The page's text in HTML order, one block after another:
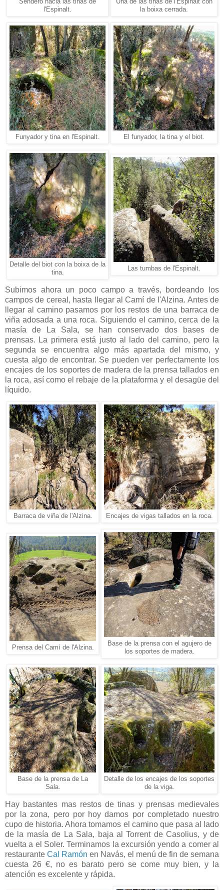
l'Espinalt.
la boixa cerrada.
Funyador y tina en l'Espinalt. El funyador, la tina y el biot.
Detalle del biot con la boixa de la
tina.
Las tumbas de l'Espinalt.
Subimos ahora un poco campo a través, bordeando los
campos de cereal, hasta llegar al Camí de l'Alzina. Antes de
llegar al camino pasamos por los restos de una barraca de
viña adosada a una roca. Siguiendo el camino, cerca de la
masía de La Sala, se han conservado dos bases de
prensas. La primera está justo al lado del camino, pero la
segunda se encuentra algo más apartada del mismo, y
cuesta algo de encontrar. Se pueden ver perfectamente los
encajes de los soportes de madera de la prensa tallados en
la roca, así como el rebaje de la plataforma y el desagüe del
líquido.
Barraca de viña de l'Alzina. Encajes de vigas tallados en la roca.
Prensa del Camí de l'Alzina.
Base de la prensa con el agujero de
los soportes de madera.
Base de la prensa de La
Sala.
Detalle de los encajes de los soportes
de la viga.
Hay bastantes mas restos de tinas y prensas medievales
por la zona, pero por hoy damos por completado nuestro
cupo de historia. Ahora tomamos el camino que pasa al lado
de la masía de La Sala, baja al Torrent de Casolius, y de
vuelta a el Soler. Terminamos la excursión yendo a comer al
restaurante Cal Ramón en Navás, el menú de fin de semana
cuesta 26 €, no es barato pero se come muy bien, y la
atención es excelente y rápida.